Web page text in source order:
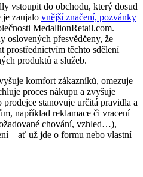
vstoupit do obchodu, který dosud
zaujalo vnější značení, pozvánky
MedallionRetail.com.
oslovených přesvědčeny, že
prostřednictvím těchto sdělení
produktů a služeb.
komfort zákazníků, omezuje
proces nákupu a zvyšuje
stanovuje určitá pravidla a
například reklamace či vracení
chování, vzhled…),
– ať už jde o formu nebo vlastní